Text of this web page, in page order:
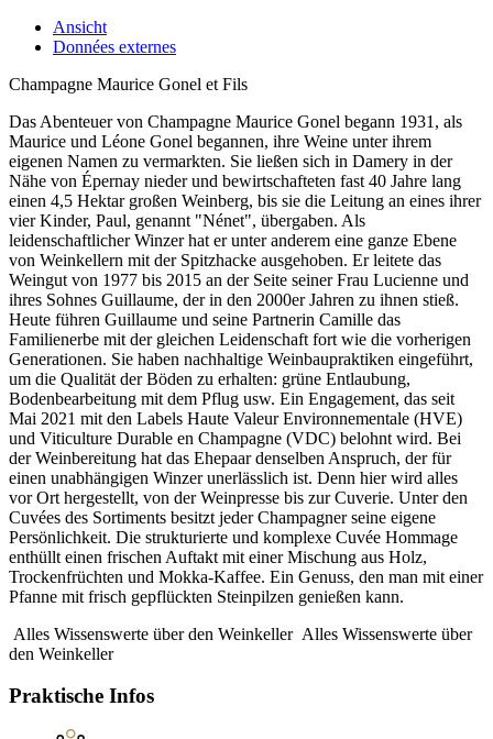
Ansicht
Données externes
Champagne Maurice Gonel et Fils
Das Abenteuer von Champagne Maurice Gonel begann 1931, als
Maurice und Léone Gonel begannen, ihre Weine unter ihrem
eigenen Namen zu vermarkten. Sie ließen sich in Damery in der
Nähe von Épernay nieder und bewirtschafteten fast 40 Jahre lang
einen 4,5 Hektar großen Weinberg, bis sie die Leitung an eines ihrer
vier Kinder, Paul, genannt "Nénet", übergaben. Als
leidenschaftlicher Winzer hat er unter anderem eine ganze Ebene
von Weinkellern mit der Spitzhacke ausgehoben. Er leitete das
Weingut von 1977 bis 2015 an der Seite seiner Frau Lucienne und
ihres Sohnes Guillaume, der in den 2000er Jahren zu ihnen stieß.
Heute führen Guillaume und seine Partnerin Camille das
Familienerbe mit der gleichen Leidenschaft fort wie die vorherigen
Generationen. Sie haben nachhaltige Weinbaupraktiken eingeführt,
um die Qualität der Böden zu erhalten: grüne Entlaubung,
Bodenbearbeitung mit dem Pflug usw. Ein Engagement, das seit
Mai 2021 mit den Labels Haute Valeur Environnementale (HVE)
und Viticulture Durable en Champagne (VDC) belohnt wird. Bei
der Weinbereitung hat das Ehepaar denselben Anspruch, der für
einen unabhängigen Winzer unerlässlich ist. Denn hier wird alles
vor Ort hergestellt, von der Weinpresse bis zur Cuverie. Unter den
Cuvées des Sortiments besitzt jeder Champagner seine eigene
Persönlichkeit. Die strukturierte und komplexe Cuvée Hommage
enthüllt einen frischen Auftakt mit einer Mischung aus Holz,
Trockenfrüchten und Mokka-Kaffee. Ein Genuss, den man mit einer
Pfanne mit frisch gepflückten Steinpilzen genießen kann.
Alles Wissenswerte über den Weinkeller Alles Wissenswerte über
den Weinkeller
Praktische Infos